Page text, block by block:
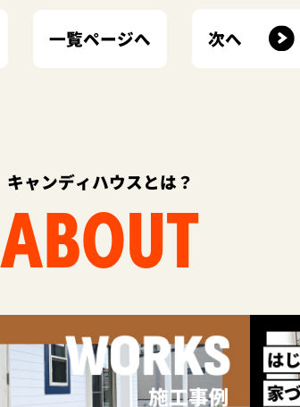
一覧ページへ 次へ
キャンディハウスとは？
ABOUT